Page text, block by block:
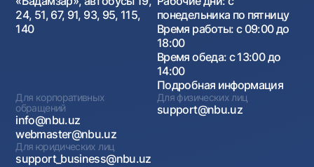
24, 51, 67, 91, 93, 95, 115,
140
понедельника по пятницу
Время работы: с 09:00 до
18:00
Время обеда: с 13:00 до
14:00
Подробная информация
Для корпоративных
обращений
info@nbu.uz
webmaster@nbu.uz
Для физических лиц
support@nbu.uz
Для юридических лиц
support_business@nbu.uz